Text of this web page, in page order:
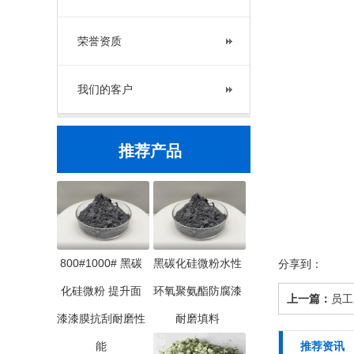
荣誉资质
我们的客户
推荐产品
800#1000# 黑碳
化硅微粉 提升面
漆漆膜抗刮耐磨性
能
黑碳化硅微粉水性
环氧聚氨酯防腐漆
耐磨填料
分享到：
上一篇： 员
推荐资讯